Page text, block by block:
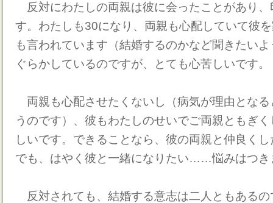
反対にわたしの両親は彼に会ったことがあり
す。わたしも30になり、両親も心配していて彼
も言われています（結婚するのかなど聞きたい
ぐらかしているのですが、とても心苦しいです。
両親も心配させたくないし（病気が理由とな
うのです）、彼もわたしのせいでご両親ともぎ
しいです。できることなら、彼の両親と仲良く
でも、はやく彼と一緒になりたい……悩みはつき
反対されても、結婚する意志は二人ともあるの